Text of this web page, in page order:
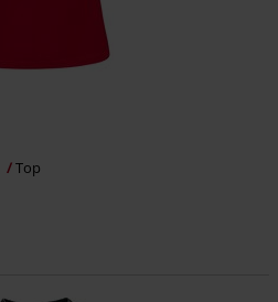
Top